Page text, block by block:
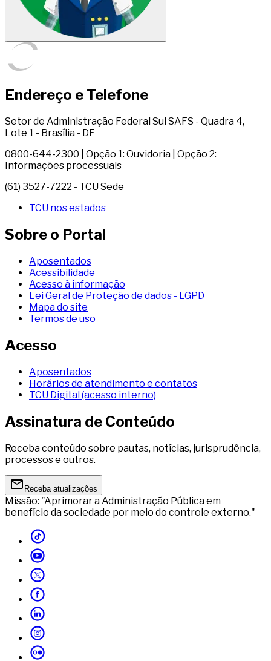
Endereço e Telefone
Setor de Administração Federal Sul SAFS - Quadra 4,
Lote 1 - Brasília - DF
0800-644-2300 | Opção 1: Ouvidoria | Opção 2:
Informações processuais
(61) 3527-7222 - TCU Sede
TCU nos estados
Sobre o Portal
Aposentados
Acessibilidade
Acesso à informação
Lei Geral de Proteção de dados - LGPD
Mapa do site
Termos de uso
Acesso
Aposentados
Horários de atendimento e contatos
TCU Digital (acesso interno)
Assinatura de Conteúdo
Receba conteúdo sobre pautas, notícias, jurisprudência,
processos e outros.
Receba atualizações
Missão: "Aprimorar a Administração Pública em
benefício da sociedade por meio do controle externo."